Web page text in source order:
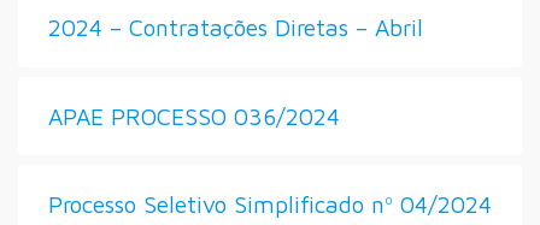
2024 – Contratações Diretas – Abril
APAE PROCESSO 036/2024
Processo Seletivo Simplificado nº 04/2024